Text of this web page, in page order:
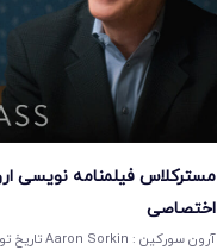
مسترکلاس فیلمنامه نویسی
اختصاصی